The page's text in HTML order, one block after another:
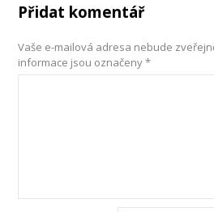
Přidat komentář
Vaše e-mailová adresa nebude
informace jsou označeny*